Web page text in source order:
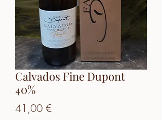
Calvados Fine Dupont
40%
41,00 €Prix